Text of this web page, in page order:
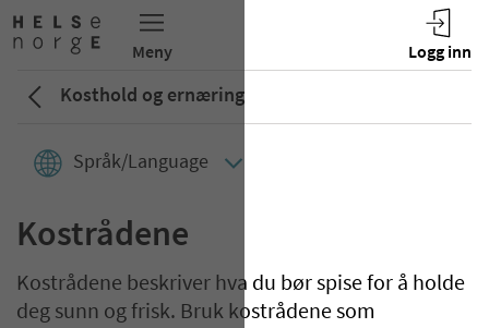
Kosthold og ernæring
Språk/Language
Kostrådene
Kostrådene beskriver hva du bør spise for å holde
deg sunn og frisk. Bruk kostrådene som